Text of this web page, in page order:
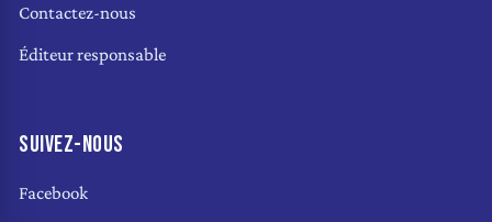
Contactez-nous
Éditeur responsable
SUIVEZ-NOUS
Facebook